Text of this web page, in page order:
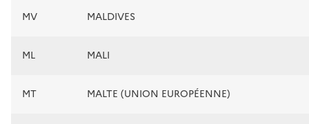
MV MALDIVES
ML MALI
MT MALTE (UNION EUROPÉENNE)